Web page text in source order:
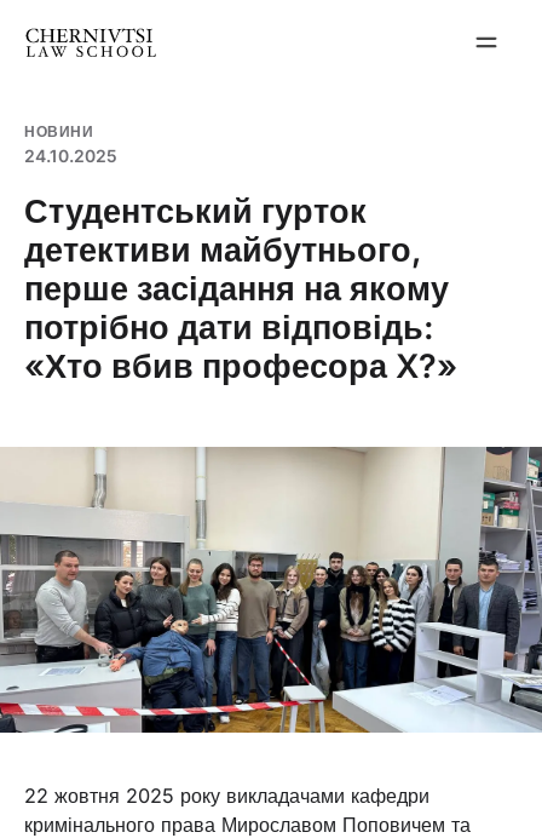
НОВИНИ
24.10.2025
Студентський гурток
детективи майбутнього,
перше засідання на якому
потрібно дати відповідь:
«Хто вбив професора X?»
22 жовтня 2025 року викладачами кафедри
кримінального права Мирославом Поповичем та